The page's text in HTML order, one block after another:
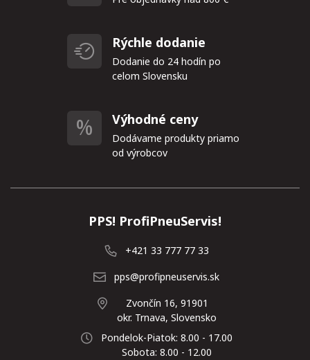
Rýchle dodanie
Dodanie do 24 hodín po
celom Slovensku
Výhodné ceny
Dodávame produkty priamo
od výrobcov
PPS! ProfiPneuServis!
+421 33 777 77 33
pps@profipneuservis.sk
Zvončín 16, 91901
okr. Trnava, Slovensko
Pondelok-Piatok: 8.00 - 17.00
Sobota: 8.00 - 12.00